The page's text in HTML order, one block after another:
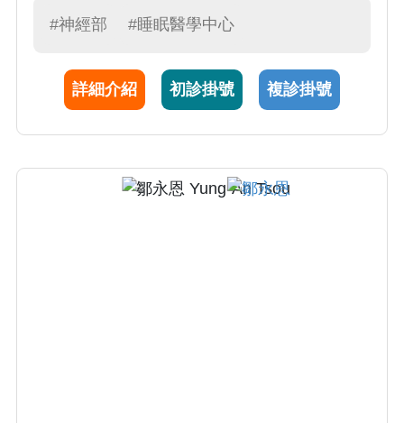
#神經部
#睡眠醫學中心
詳細介紹 初診掛號 複診掛號